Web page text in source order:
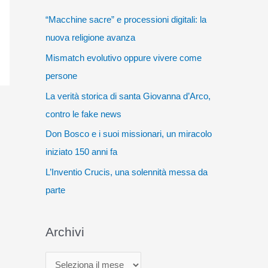
“Macchine sacre” e processioni digitali: la
nuova religione avanza
Mismatch evolutivo oppure vivere come
persone
La verità storica di santa Giovanna d’Arco,
contro le fake news
Don Bosco e i suoi missionari, un miracolo
iniziato 150 anni fa
L’Inventio Crucis, una solennità messa da
parte
Archivi